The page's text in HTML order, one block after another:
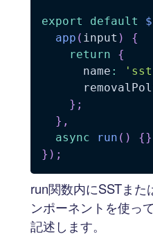
export default
app ( input )
{
return
{
      name
:
} ;
} ,
async
run ( ) {}
} ) ;
run関数内にSSTまた
ンポーネントを使っ
記述します。